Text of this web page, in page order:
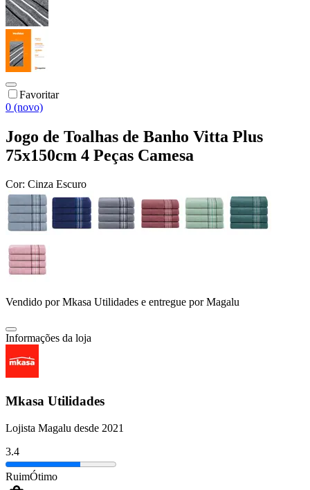
Favoritar
0 (novo)
Jogo de Toalhas de Banho Vitta Plus
75x150cm 4 Peças Camesa
Cor: Cinza Escuro
Vendido porMkasa Utilidades e entregue por Magalu
Informações da loja
Mkasa Utilidades
Lojista Magalu desde 2021
3.4
RuimÓtimo